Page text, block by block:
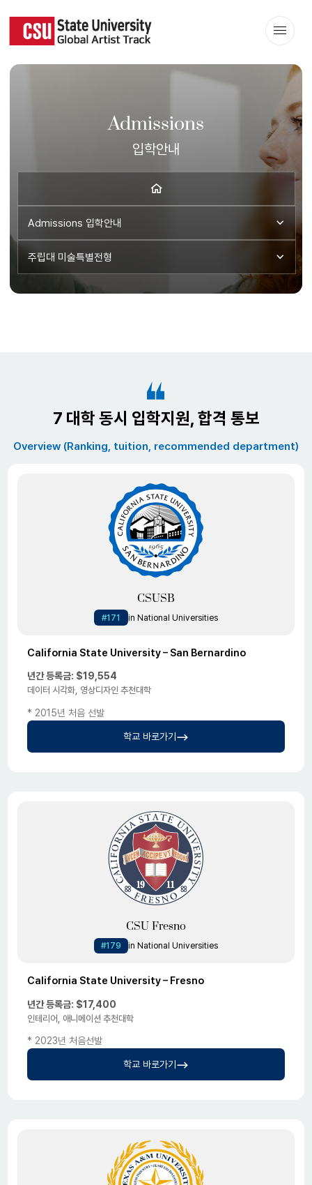
Admissions
입학안내
Admissions 입학안내
주립대 미술특별전형
7 대학 동시 입학지원, 합격 통보
Overview (Ranking, tuition, recommended department)
CSUSB
#171 in National Universities
California State University – San Bernardino
년간 등록금: $19,554
데이터 시각화, 영상디자인 추천대학
* 2015년 처음 선발
학교 바로가기
CSU Fresno
#179 in National Universities
California State University – Fresno
년간 등록금: $17,400
인테리어, 애니메이션 추천대학
* 2023년 처음선발
학교 바로가기